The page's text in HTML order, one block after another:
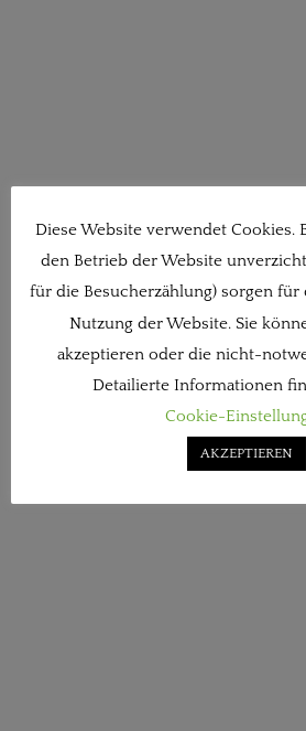
Diese Website verwendet Cookies.
den Betrieb der Website
für die Besucherzählung) sorgen für
Nutzung der Website. Sie
akzeptieren oder die nicht-
Detailierte Informationen
Cookie-
AKZEPTIEREN